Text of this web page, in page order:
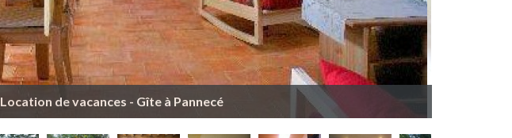
Location de vacances - Gîte à Pannecé